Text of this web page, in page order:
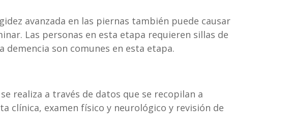
avanzada en las piernas también puede causar
Las personas en esta etapa requieren sillas de
demencia son comunes en esta etapa.
realiza a través de datos que se recopilan a
clínica, examen físico y neurológico y revisión de